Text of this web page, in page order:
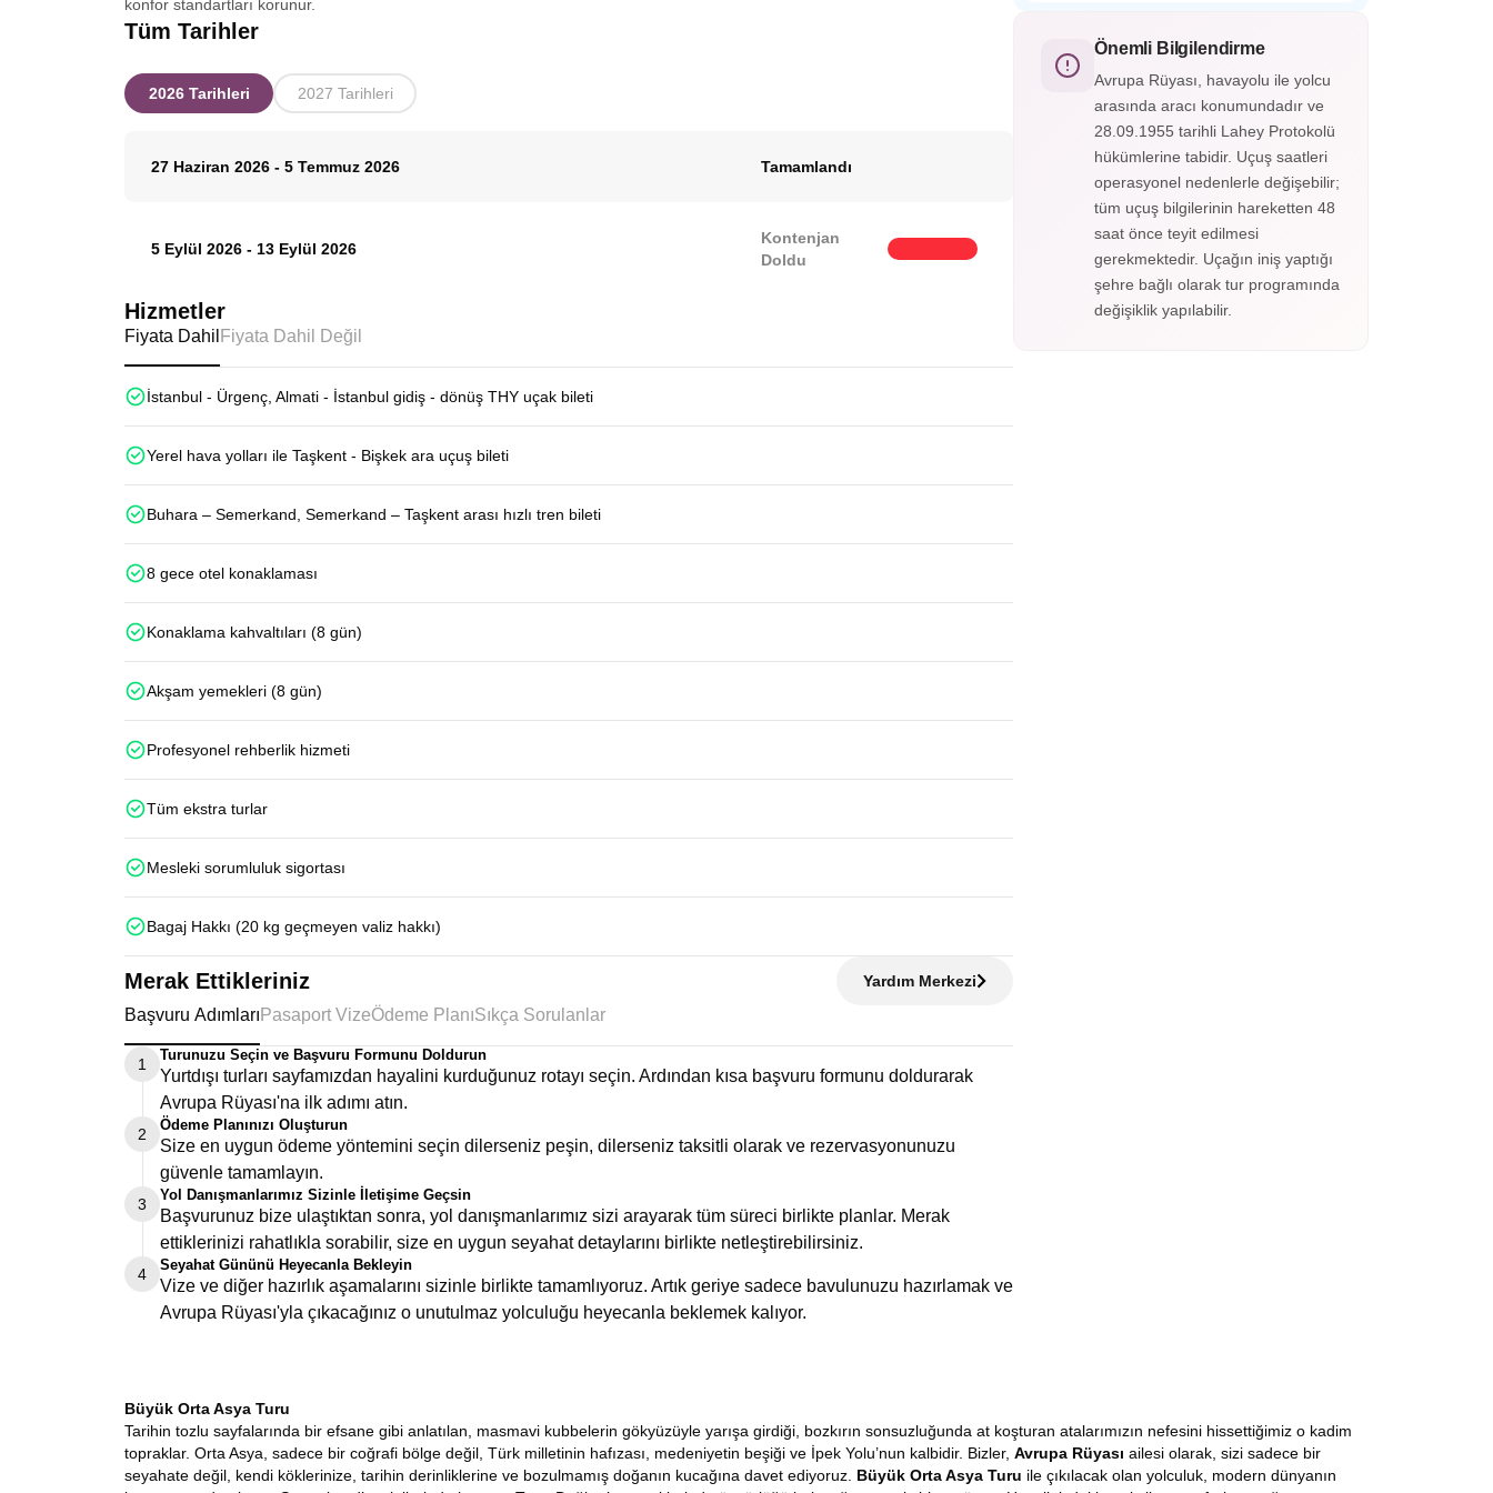
konfor standartları korunur.
Tüm Tarihler
2026 Tarihleri 2027 Tarihleri
27 Haziran 2026 - 5 Temmuz 2026 Tamamlandı
5 Eylül 2026 - 13 Eylül 2026
Kontenjan
Doldu
Hizmetler
Fiyata Dahil Fiyata Dahil Değil
İstanbul - Ürgenç, Almati - İstanbul gidiş - dönüş THY uçak bileti
Yerel hava yolları ile Taşkent - Bişkek ara uçuş bileti
Buhara – Semerkand, Semerkand – Taşkent arası hızlı tren bileti
8 gece otel konaklaması
Konaklama kahvaltıları (8 gün)
Akşam yemekleri (8 gün)
Profesyonel rehberlik hizmeti
Tüm ekstra turlar
Mesleki sorumluluk sigortası
Bagaj Hakkı (20 kg geçmeyen valiz hakkı)
Merak Ettikleriniz Yardım Merkezi
Başvuru Adımları Pasaport VizeÖdeme Planı Sıkça Sorulanlar
1
Turunuzu Seçin ve Başvuru Formunu Doldurun
Yurtdışı turları sayfamızdan hayalini kurduğunuz rotayı seçin. Ardından kısa başvuru formunu doldurarak
Avrupa Rüyası'na ilk adımı atın.
2
Ödeme Planınızı Oluşturun
Size en uygun ödeme yöntemini seçin dilerseniz peşin, dilerseniz taksitli olarak ve rezervasyonunuzu
güvenle tamamlayın.
3
Yol Danışmanlarımız Sizinle İletişime Geçsin
Başvurunuz bize ulaştıktan sonra, yol danışmanlarımız sizi arayarak tüm süreci birlikte planlar. Merak
ettiklerinizi rahatlıkla sorabilir, size en uygun seyahat detaylarını birlikte netleştirebilirsiniz.
4
Seyahat Gününü Heyecanla Bekleyin
Vize ve diğer hazırlık aşamalarını sizinle birlikte tamamlıyoruz. Artık geriye sadece bavulunuzu hazırlamak ve
Avrupa Rüyası'yla çıkacağınız o unutulmaz yolculuğu heyecanla beklemek kalıyor.
hava müzesidir. Geleneksel yurtlar, el
sanatları gösterileri ve halk danslarıyla Orta
Asya tarihine yolculuk sunar.
Önemli Bilgilendirme
Avrupa Rüyası, havayolu ile yolcu
arasında aracı konumundadır ve
28.09.1955 tarihli Lahey Protokolü
hükümlerine tabidir. Uçuş saatleri
operasyonel nedenlerle değişebilir;
tüm uçuş bilgilerinin hareketten 48
saat önce teyit edilmesi
gerekmektedir. Uçağın iniş yaptığı
şehre bağlı olarak tur programında
değişiklik yapılabilir.
Büyük Orta Asya Turu
Tarihin tozlu sayfalarında bir efsane gibi anlatılan, masmavi kubbelerin gökyüzüyle yarışa girdiği, bozkırın sonsuzluğunda at koşturan atalarımızın nefesini hissettiğimiz o kadim
topraklar. Orta Asya, sadece bir coğrafi bölge değil, Türk milletinin hafızası, medeniyetin beşiği ve İpek Yolu’nun kalbidir. Bizler, Avrupa Rüyası ailesi olarak, sizi sadece bir
seyahate değil, kendi köklerinize, tarihin derinliklerine ve bozulmamış doğanın kucağına davet ediyoruz. Büyük Orta Asya Turu ile çıkılacak olan yolculuk, modern dünyanın